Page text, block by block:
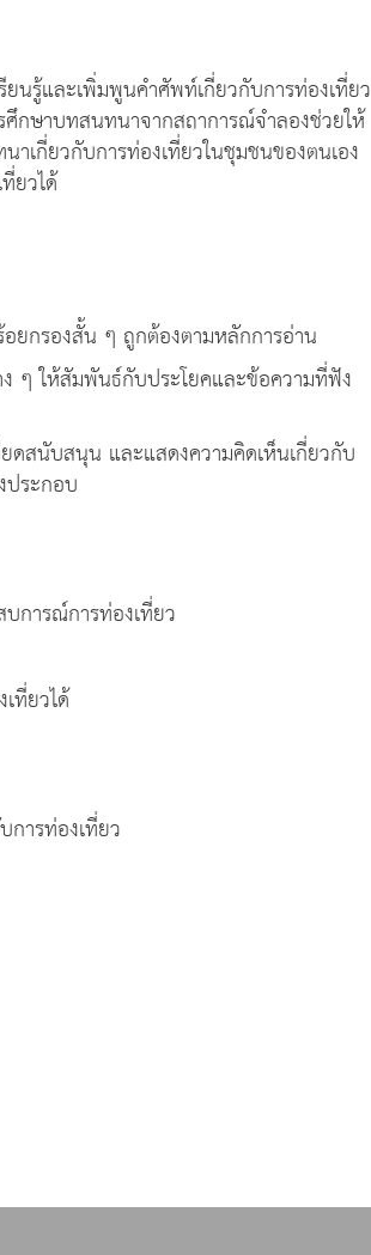
ยนรู้และเพิ่มพูนคำศัพท์เกี่ยวกับการท่องเที่ยว
กษาบทสนทนาจากสถาการณ์จำลองช่วยให้
เกี่ยวกับการท่องเที่ยวในชุมชนของตนเอง
ยวได้
งสั้น ๆ ถูกต้องตามหลักการอ่าน
สัมพันธ์กับประโยคและข้อความที่ฟัง
สนุน และแสดงความคิดเห็นเกี่ยวกับ
ประกอบ
ค์
ารณ์การท่องเที่ยว
ยวได้
รท่องเที่ยว